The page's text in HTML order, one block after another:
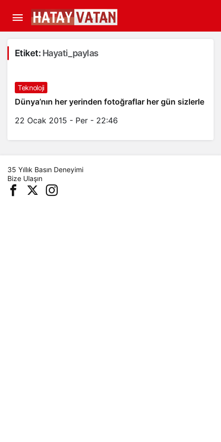
Etiket: Hayati_paylas
Teknoloji
Dünya’nın her yerinden fotoğraflar her gün sizlerle
22 Ocak 2015 - Per - 22:46
35 Yıllık Basın Deneyimi
Bize Ulaşın